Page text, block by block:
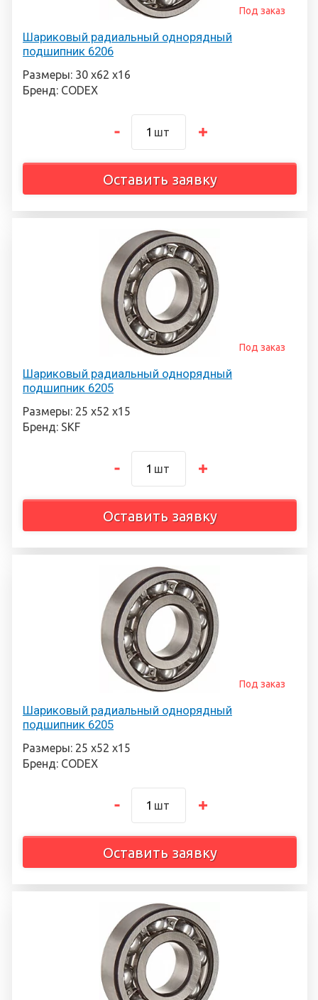
Шариковый радиальный однорядный
подшипник 6206
Под заказ
Размеры: 30 х62 х16
Бренд: CODEX
шт
Оставить заявку
Шариковый радиальный однорядный
подшипник 6205
Под заказ
Размеры: 25 х52 х15
Бренд: SKF
шт
Оставить заявку
Шариковый радиальный однорядный
подшипник 6205
Под заказ
Размеры: 25 х52 х15
Бренд: CODEX
шт
Оставить заявку